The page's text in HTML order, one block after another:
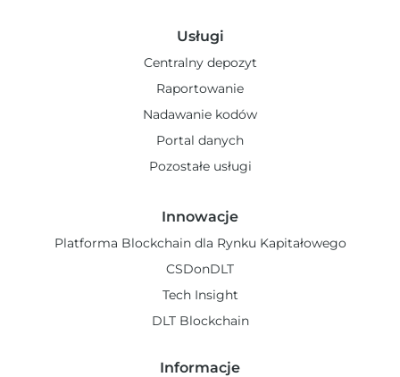
Usługi
Centralny depozyt
Raportowanie
Nadawanie kodów
Portal danych
Pozostałe usługi
Innowacje
Platforma Blockchain dla Rynku Kapitałowego
CSDonDLT
Tech Insight
DLT Blockchain
Informacje